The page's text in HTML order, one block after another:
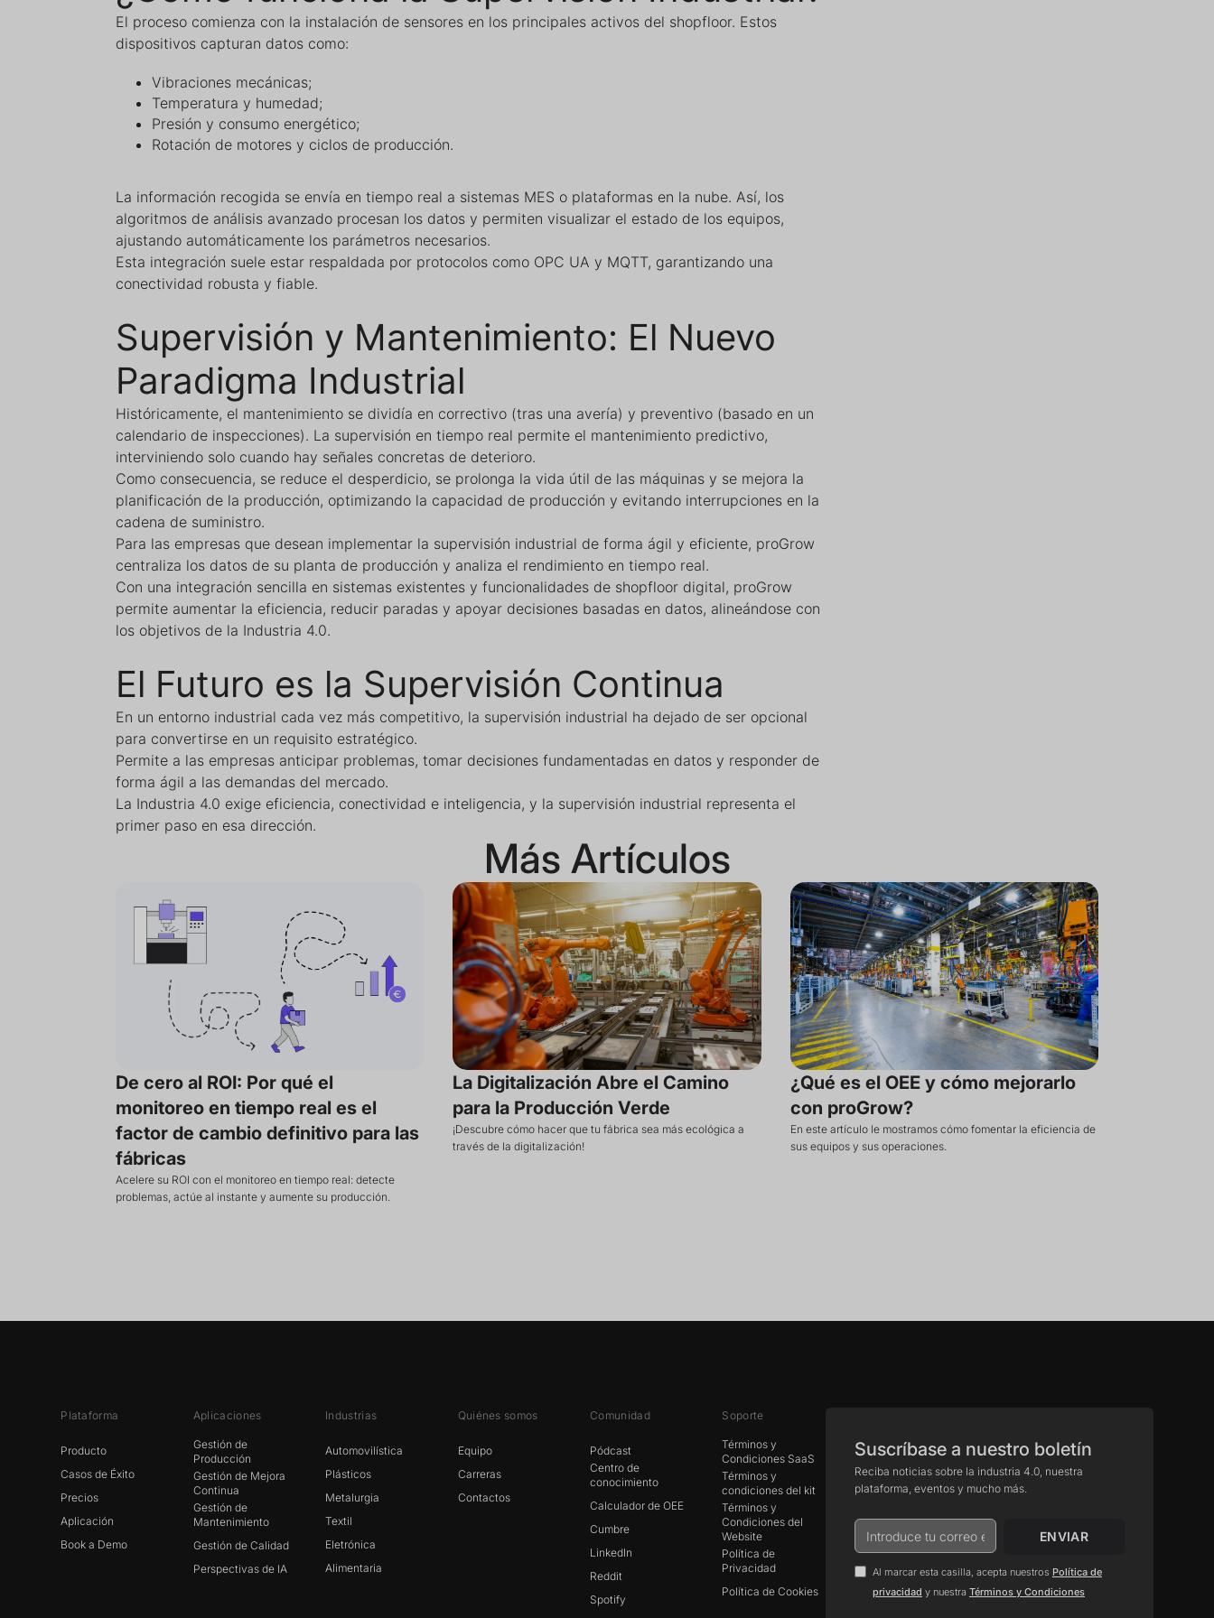
El proceso comienza con la instalación de sensores en los principales activos del shopfloor. Estos
dispositivos capturan datos como:
Vibraciones mecánicas;
Temperatura y humedad;
Presión y consumo energético;
Rotación de motores y ciclos de producción.
La información recogida se envía en tiempo real a sistemas MES o plataformas en la nube. Así, los
algoritmos de análisis avanzado procesan los datos y permiten visualizar el estado de los equipos,
ajustando automáticamente los parámetros necesarios.
Esta integración suele estar respaldada por protocolos como OPC UA y MQTT, garantizando una
conectividad robusta y fiable.
Supervisión y Mantenimiento: El Nuevo
Paradigma Industrial
Históricamente, el mantenimiento se dividía en correctivo (tras una avería) y preventivo (basado en un
calendario de inspecciones). La supervisión en tiempo real permite el mantenimiento predictivo,
interviniendo solo cuando hay señales concretas de deterioro.
Como consecuencia, se reduce el desperdicio, se prolonga la vida útil de las máquinas y se mejora la
planificación de la producción, optimizando la capacidad de producción y evitando interrupciones en la
cadena de suministro.
Para las empresas que desean implementar la supervisión industrial de forma ágil y eficiente, proGrow
centraliza los datos de su planta de producción y analiza el rendimiento en tiempo real.
Con una integración sencilla en sistemas existentes y funcionalidades de shopfloor digital, proGrow
permite aumentar la eficiencia, reducir paradas y apoyar decisiones basadas en datos, alineándose con
los objetivos de la Industria 4.0.
El Futuro es la Supervisión Continua
En un entorno industrial cada vez más competitivo, la supervisión industrial ha dejado de ser opcional
para convertirse en un requisito estratégico.
Permite a las empresas anticipar problemas, tomar decisiones fundamentadas en datos y responder de
forma ágil a las demandas del mercado.
La Industria 4.0 exige eficiencia, conectividad e inteligencia, y la supervisión industrial representa el
primer paso en esa dirección.
Más Artículos
De cero al ROI: Por qué el
monitoreo en tiempo real es el
factor de cambio definitivo para las
fábricas
Acelere su ROI con el monitoreo en tiempo real: detecte
problemas, actúe al instante y aumente su producción.
La Digitalización Abre el Camino
para la Producción Verde
¡Descubre cómo hacer que tu fábrica sea más ecológica a
través de la digitalización!
¿Qué es el OEE y cómo mejorarlo
con proGrow?
En este artículo le mostramos cómo fomentar la eficiencia de
sus equipos y sus operaciones.
Plataforma
Producto
Casos de Éxito
Precios
Aplicación
Book a Demo
Aplicaciones
Gestión de
Producción
Gestión de Mejora
Continua
Gestión de
Mantenimiento
Gestión de Calidad
Perspectivas de IA
Industrias
Automovilística
Plásticos
Metalurgia
Textil
Eletrónica
Alimentaria
Quiénes somos
Equipo
Carreras
Contactos
Comunidad
Pódcast
Centro de
conocimiento
Calculador de OEE
Cumbre
LinkedIn
Reddit
Spotify
Soporte
Términos y
Condiciones SaaS
Términos y
condiciones del kit
Términos y
Condiciones del
Website
Política de
Privacidad
Política de Cookies
Suscríbase a nuestro boletín
Reciba noticias sobre la industria 4.0, nuestra
plataforma, eventos y mucho más.
Al marcar esta casilla, acepta nuestros Política de
privacidad y nuestra Términos y Condiciones.